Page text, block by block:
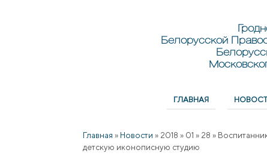
Белорусской
ГЛАВНАЯ
Главная » Новости » 2018 » 01 » 28 »
детскую иконописную студию